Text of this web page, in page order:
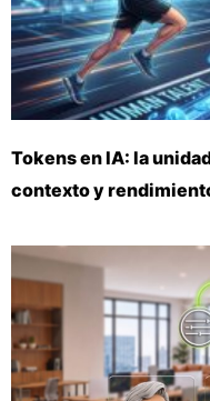
Tokens en IA: la
contexto y